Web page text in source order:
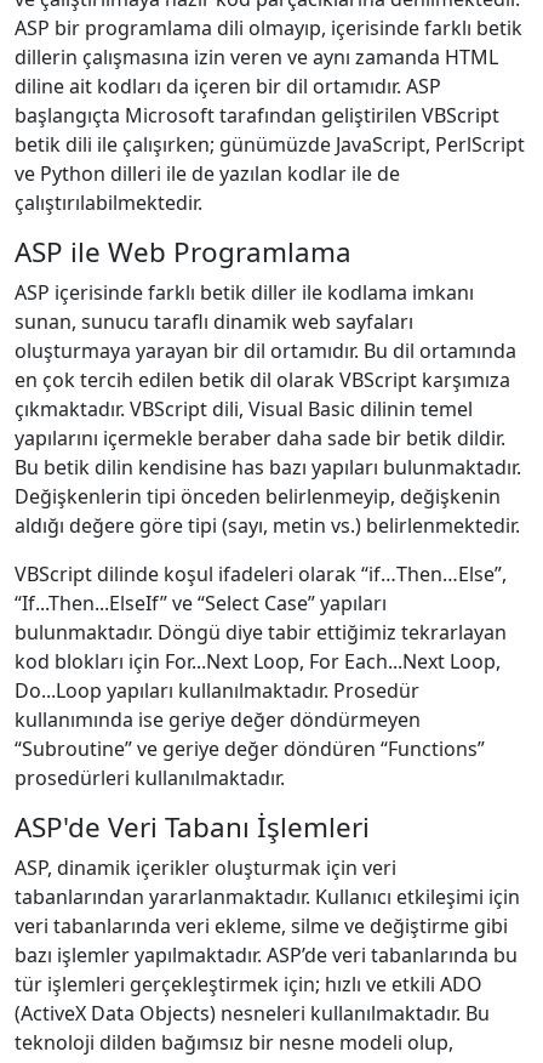
ASP bir programlama dili olmayıp, içerisinde farklı betik
dillerin çalışmasına izin veren ve aynı zamanda HTML
diline ait kodları da içeren bir dil ortamıdır. ASP
başlangıçta Microsoft tarafından geliştirilen VBScript
betik dili ile çalışırken; günümüzde JavaScript, PerlScript
ve Python dilleri ile de yazılan kodlar ile de
çalıştırılabilmektedir.
ASP ile Web Programlama
ASP içerisinde farklı betik diller ile kodlama imkanı
sunan, sunucu taraflı dinamik web sayfaları
oluşturmaya yarayan bir dil ortamıdır. Bu dil ortamında
en çok tercih edilen betik dil olarak VBScript karşımıza
çıkmaktadır. VBScript dili, Visual Basic dilinin temel
yapılarını içermekle beraber daha sade bir betik dildir.
Bu betik dilin kendisine has bazı yapıları bulunmaktadır.
Değişkenlerin tipi önceden belirlenmeyip, değişkenin
aldığı değere göre tipi (sayı, metin vs.) belirlenmektedir.
VBScript dilinde koşul ifadeleri olarak “if…Then…Else”,
“If...Then...ElseIf” ve “Select Case” yapıları
bulunmaktadır. Döngü diye tabir ettiğimiz tekrarlayan
kod blokları için For...Next Loop, For Each...Next Loop,
Do...Loop yapıları kullanılmaktadır. Prosedür
kullanımında ise geriye değer döndürmeyen
“Subroutine” ve geriye değer döndüren “Functions”
prosedürleri kullanılmaktadır.
ASP'de Veri Tabanı İşlemleri
ASP, dinamik içerikler oluşturmak için veri
tabanlarından yararlanmaktadır. Kullanıcı etkileşimi için
veri tabanlarında veri ekleme, silme ve değiştirme gibi
bazı işlemler yapılmaktadır. ASP’de veri tabanlarında bu
tür işlemleri gerçekleştirmek için; hızlı ve etkili ADO
(ActiveX Data Objects) nesneleri kullanılmaktadır. Bu
teknoloji dilden bağımsız bir nesne modeli olup,